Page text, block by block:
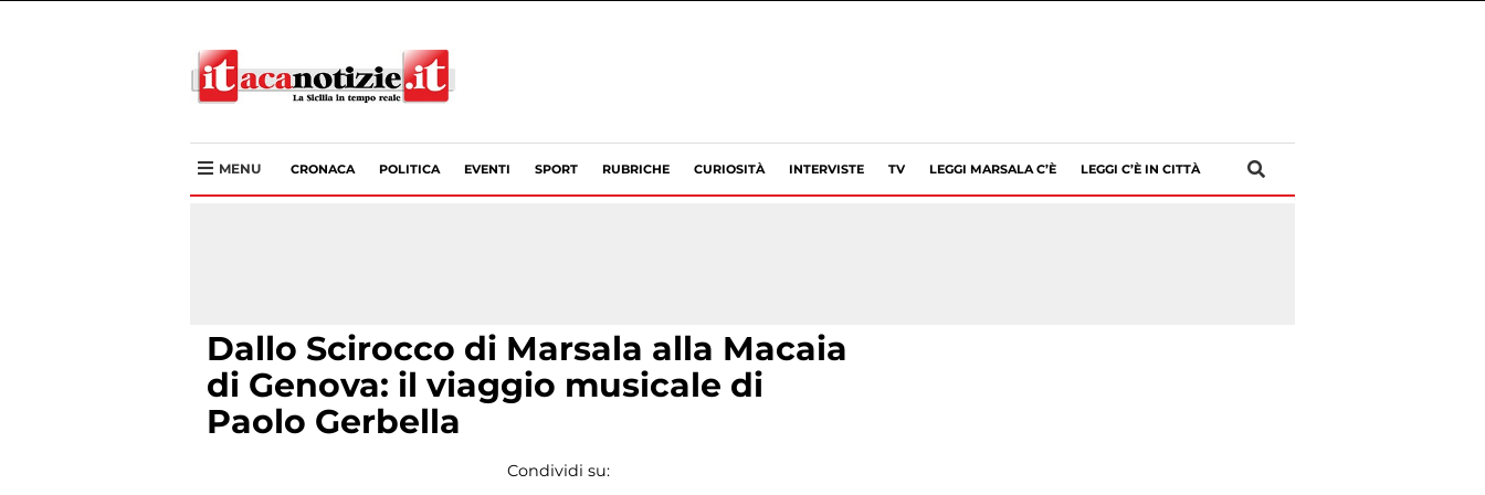
MENU CRONACA POLITICA EVENTI SPORT RUBRICHE CURIOSITÀ INTERVISTE TV LEGGI MARSALA C’È LEGGI C’È IN CITTÀ
Dallo Scirocco di Marsala alla Macaia
di Genova: il viaggio musicale di
Paolo Gerbella
Condividi su: